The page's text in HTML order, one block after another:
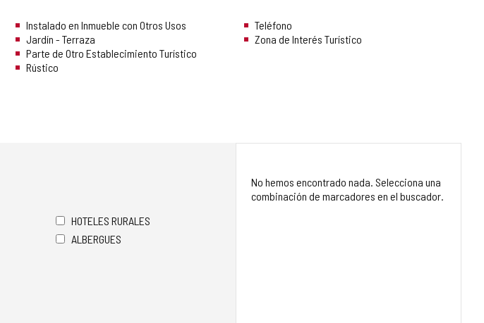
Instalado en Inmueble con Otros Usos
Jardín - Terraza
Parte de Otro Establecimiento Turístico
Rústico
Teléfono
Zona de Interés Turístico
HOTELES RURALES
ALBERGUES
No hemos encontrado nada. Selecciona una
combinación de marcadores en el buscador.